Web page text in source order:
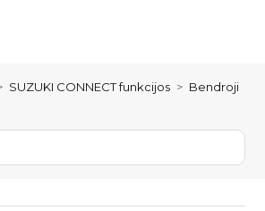
SUZUKI CONNECT funkcijos
Bendroji